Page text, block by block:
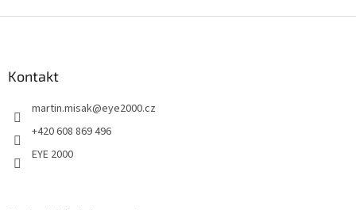
Kontakt
martin.misak@eye2000.cz
+420 608 869 496
EYE 2000